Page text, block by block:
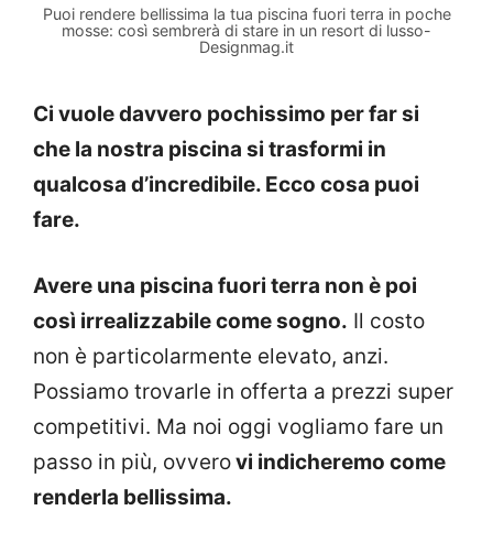
Puoi rendere bellissima la tua piscina fuori terra in poche
mosse: così sembrerà di stare in un resort di lusso-
Designmag.it
Ci vuole davvero pochissimo per far si
che la nostra piscina si trasformi in
qualcosa d’incredibile. Ecco cosa puoi
fare.
Avere una piscina fuori terra non è poi
così irrealizzabile come sogno. Il costo
non è particolarmente elevato, anzi.
Possiamo trovarle in offerta a prezzi super
competitivi. Ma noi oggi vogliamo fare un
passo in più, ovverovi indicheremo come
renderla bellissima.